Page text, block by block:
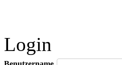
Login